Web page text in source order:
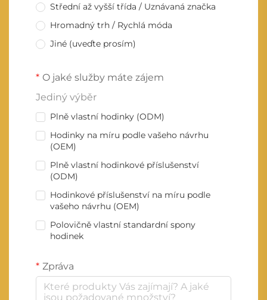
Střední až vyšší třída / Uznávaná značka
Hromadný trh / Rychlá móda
Jiné (uveďte prosím)
O jaké služby máte zájem
Jediný výběr
Plně vlastní hodinky (ODM)
Hodinky na míru podle vašeho návrhu
(OEM)
Plně vlastní hodinkové příslušenství
(ODM)
Hodinkové příslušenství na míru podle
vašeho návrhu (OEM)
Polovičně vlastní standardní spony
hodinek
Zpráva